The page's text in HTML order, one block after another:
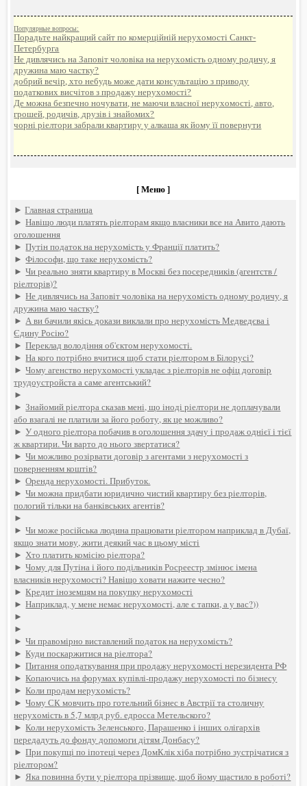
Популярные вопросы:
Порадьте найкращий сайт по комерційній нерухомості Санкт-
Петербурга
Не дивлячись на Заповіт чоловіка на нерухомість одному родичу, я
дружина маю частку?
добрий вечір, хто небудь може дати консультацію з приводу
податкових висчітов з продажу нерухомості?
Де можна безпечно ночувати, не маючи власної нерухомості, авто,
грошей, родичів, друзів і знайомих?
чорні ріелтори забрали квартиру у алкаша як йому її повернути
[ Меню ]
►Главная страница
►Навіщо люди платять ріелторам якщо власники все на Авито дають
оголошення
►Путін податок на нерухомість у Франції платить?
►Філософи, що таке нерухомість?
►Чи реально зняти квартиру в Москві без посередників (агентств /
ріелторів)?
►Не дивлячись на Заповіт чоловіка на нерухомість одному родичу, я
дружина маю частку?
►А ви бачили якісь докази виклали про нерухомість Медведєва і
Єдину Росію?
►Переклад володіння об'єктом нерухомості.
►На кого потрібно вчитися щоб стати ріелтором в Білорусі?
►Чому агенство нерухомості укладає з ріелторів не офіц договір
трудоустройста а саме агентський?
►
►Знайомий ріелтора сказав мені, що іноді ріелтори не доплачували
або взагалі не платили за його роботу, як це можливо?
►У одного ріелтора побачив в оголошення здачу і продаж однієї і тієї
ж квартири. Чи варто до нього звертатися?
►Чи можливо розірвати договір з агентами з нерухомості з
поверненням коштів?
►Оренда нерухомості. Прибуток.
►Чи можна придбати юридично чистий квартиру без ріелторів,
пологий тільки на банківських агентів?
►
►Чи може російська людина працювати ріелтором наприклад в Дубаї,
якщо знати мову, жити деякий час в цьому місті
►Хто платить комісію ріелтора?
►Чому для Путіна і його подільників Росреестр змінює імена
власників нерухомості? Навіщо ховати нажите чесно?
►Кредит іноземцям на покупку нерухомості
►Наприклад, у мене немає нерухомості, але є тапки, а у вас?))
►
►
►Чи правомірно виставлений податок на нерухомість?
►Куди поскаржитися на ріелтора?
►Питання оподаткування при продажу нерухомості нерезидента РФ
►Копаючись на форумах купівлі-продажу нерухомості по бізнесу
►Коли продам нерухомість?
►Чому СК мовчить про готельний бізнес в Австрії та столичну
нерухомість в 5,7 млрд руб. едросса Метельского?
►Коли нерухомість Зеленського, Парашенко і інших олігархів
передадуть до фонду допомоги дітям Донбасу?
►При покупці по іпотеці через ДомКлік хіба потрібно зустрічатися з
ріелтором?
►Яка повинна бути у ріелтора прізвище, щоб йому щастило в роботі?